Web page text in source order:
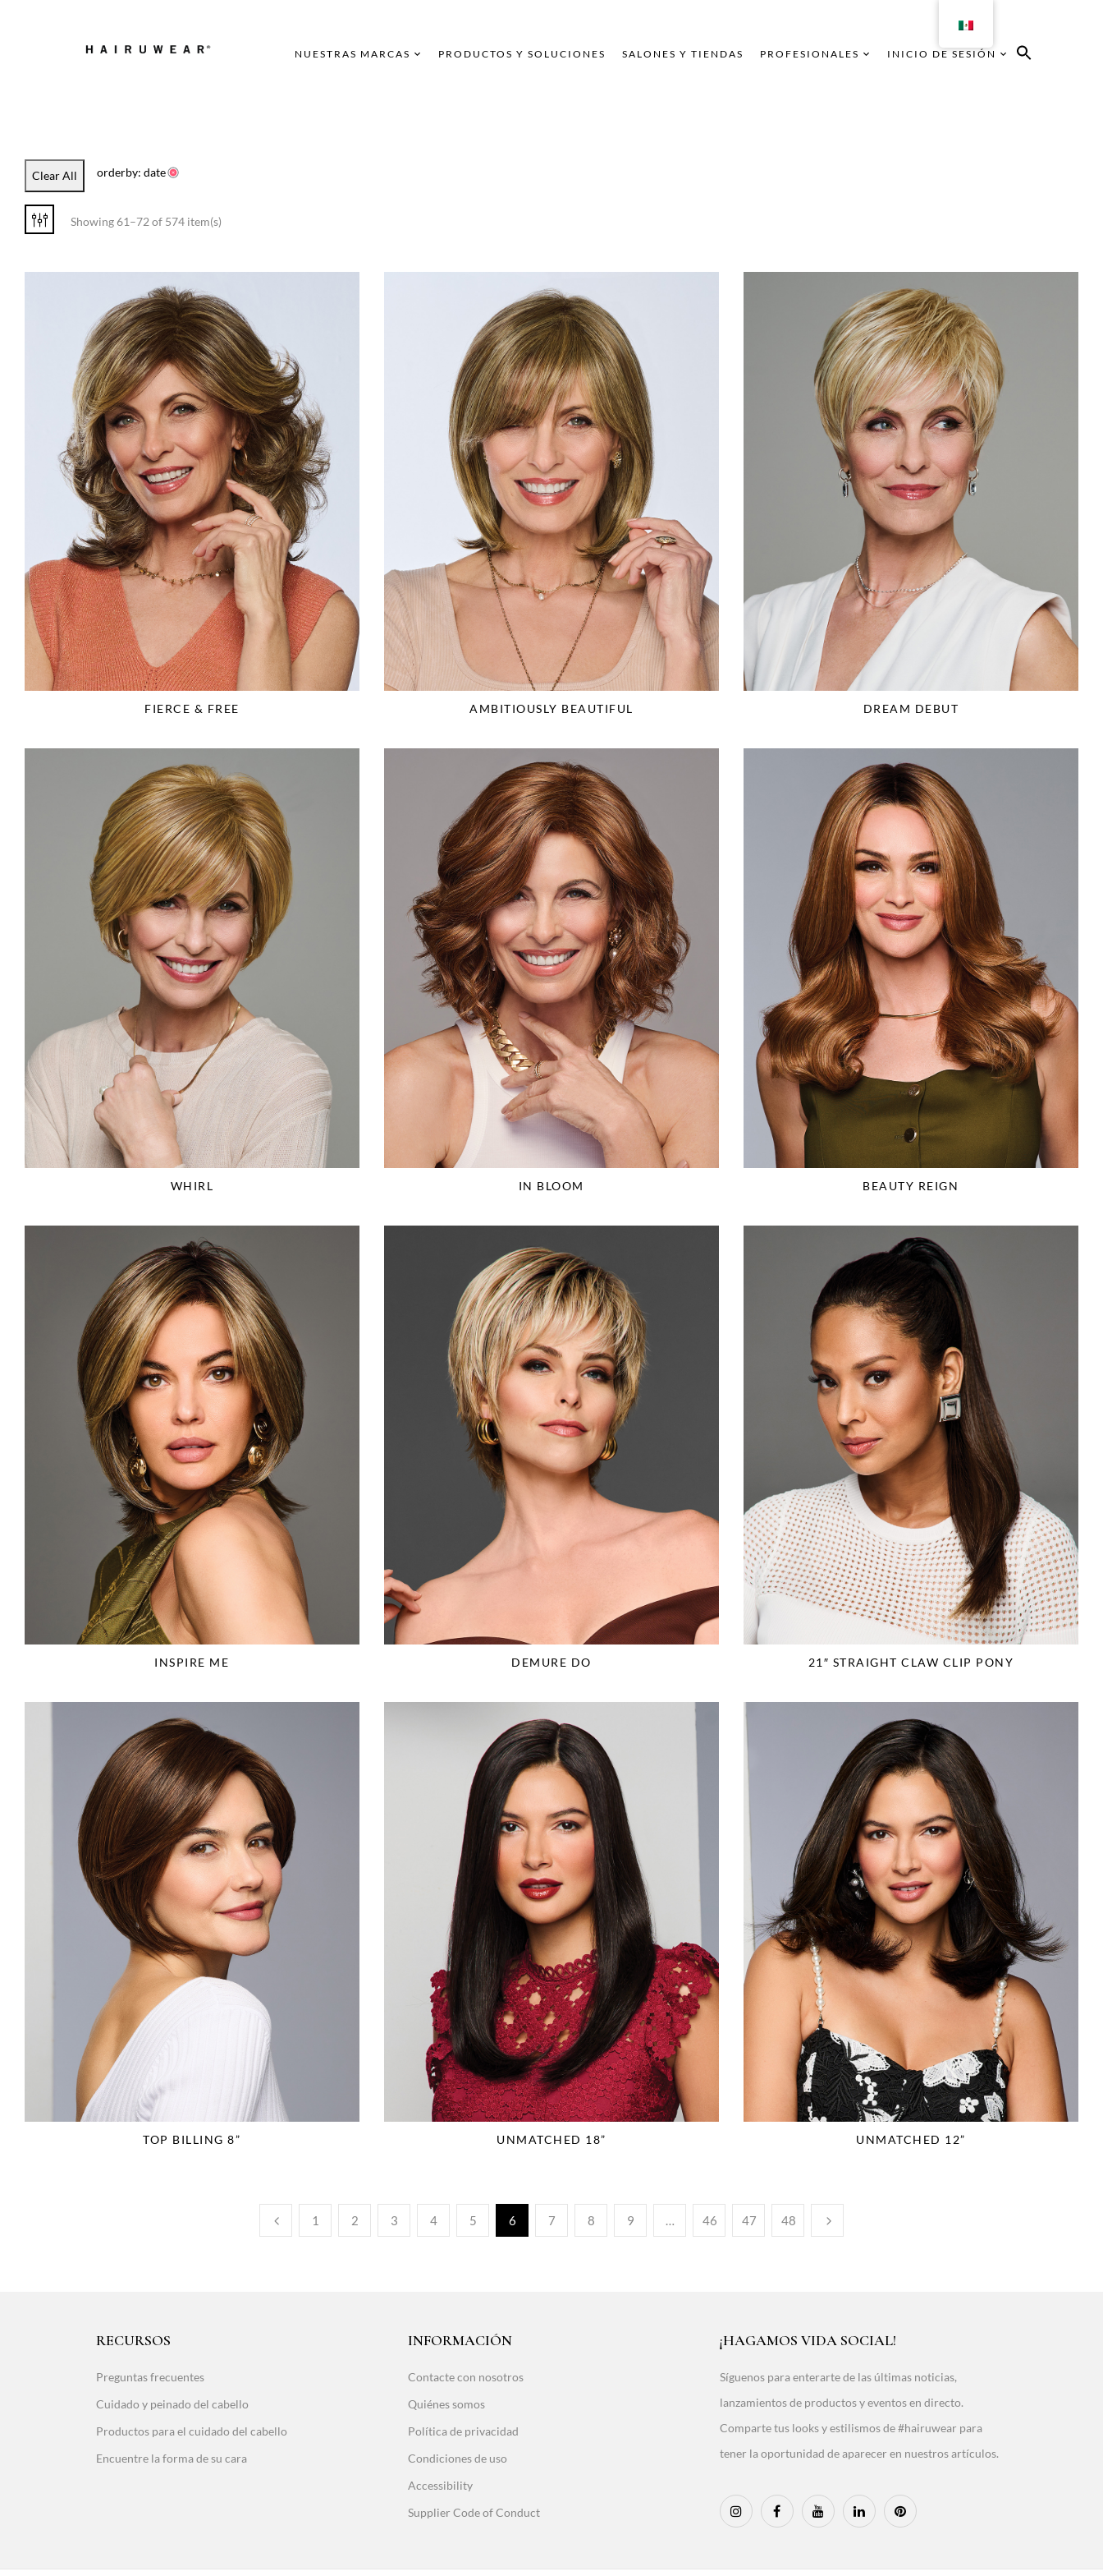
NUESTRAS MARCAS PRODUCTOS Y SOLUCIONES SALONES Y TIENDAS PROFESIONALES INICIO DE SESIÓN
Clear All orderby: date
Showing 61–72 of 574 item(s)
FIERCE & FREE AMBITIOUSLY BEAUTIFUL DREAM DEBUT
WHIRL IN BLOOM BEAUTY REIGN
INSPIRE ME DEMURE DO 21″ STRAIGHT CLAW CLIP PONY
TOP BILLING 8” UNMATCHED 18” UNMATCHED 12”
1 2 3 4 5 6 7 8 9 46 47 48
RECURSOS
Preguntas frecuentes
Cuidado y peinado del cabello
Productos para el cuidado del cabello
Encuentre la forma de su cara
INFORMACIÓN
Contacte con nosotros
Quiénes somos
Política de privacidad
Condiciones de uso
Accessibility
Supplier Code of Conduct
¡HAGAMOS VIDA SOCIAL!
Síguenos para enterarte de las últimas noticias,
lanzamientos de productos y eventos en directo.
Comparte tus looks y estilismos de #hairuwear para
tener la oportunidad de aparecer en nuestros artículos.